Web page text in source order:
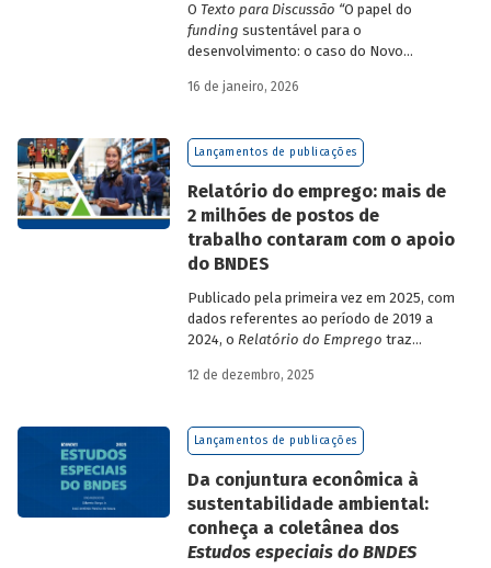
O Texto para Discussão “O papel do
funding sustentável para o
desenvolvimento: o caso do Novo
analisa a estratégia de diversificação das
diante dos atuais desafios de
sustentabilidade social, ambiental e
16 de janeiro, 2026
Lançamentos de publicações
Relatório do emprego: mais de
2 milhões de postos de
trabalho contaram com o apoio
do BNDES
Publicado pela primeira vez em 2025, com
dados referentes ao período de 2019 a
2024, o Relatório do Emprego traz
atuação do Banco sobre o mercado de
empregos da economia.
12 de dezembro, 2025
Lançamentos de publicações
Da conjuntura econômica à
sustentabilidade ambiental:
conheça a coletânea dos
Estudos especiais do BNDES